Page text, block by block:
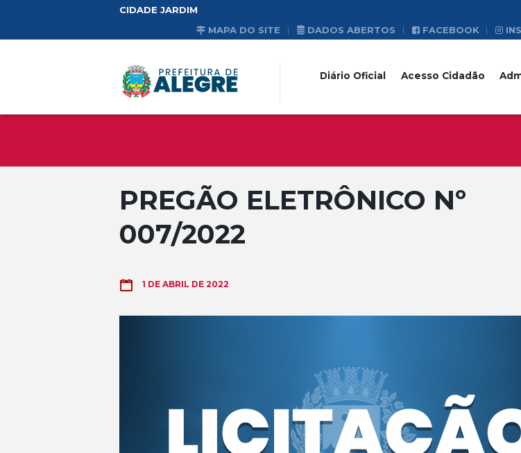
CIDADE JARDIM
MAPA DO SITE
DADOS ABERTOS FACEBOOK
Diário Oficial Acesso Cidadão
PREGÃO ELETRÔNICO Nº
007/2022
1 DE ABRIL DE 2022